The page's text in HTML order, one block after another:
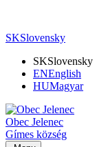
SKSlovensky
SKSlovensky
ENEnglish
HUMagyar
Obec Jelenec
Gímes község